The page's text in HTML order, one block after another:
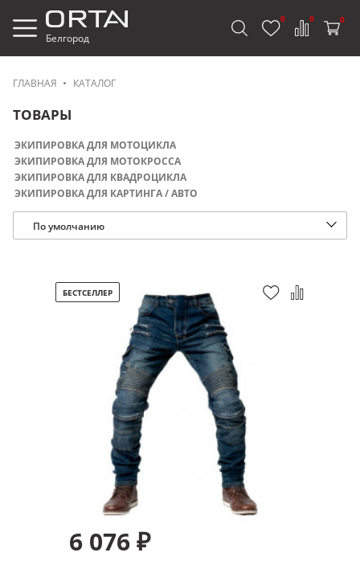
Белгород
0 0 0
ГЛАВНАЯ КАТАЛОГ
ТОВАРЫ
ЭКИПИРОВКА ДЛЯ МОТОЦИКЛА
ЭКИПИРОВКА ДЛЯ МОТОКРОССА
ЭКИПИРОВКА ДЛЯ КВАДРОЦИКЛА
ЭКИПИРОВКА ДЛЯ КАРТИНГА / АВТО
По умолчанию
БЕСТСЕЛЛЕР
6 076 ₽